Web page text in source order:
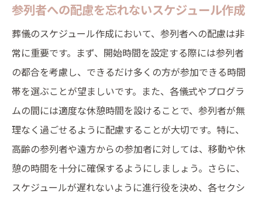
参列者への配慮を忘れないスケジュール作成
葬儀のスケジュール作成において、参列者への配慮は非
常に重要です。まず、開始時間を設定する際には参列者
の都合を考慮し、できるだけ多くの方が参加できる時間
帯を選ぶことが望ましいです。また、各儀式やプログラ
ムの間には適度な休憩時間を設けることで、参列者が無
理なく過ごせるように配慮することが大切です。特に、
高齢の参列者や遠方からの参加者に対しては、移動や休
憩の時間を十分に確保するようにしましょう。さらに、
スケジュールが遅れないように進行役を決め、各セクシ